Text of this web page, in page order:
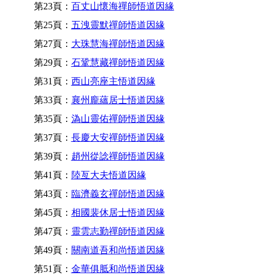
第23頁： 百丈山懷海禪師悟道因緣
第25頁： 五洩靈默禪師悟道因緣
第27頁： 大珠慧海禪師悟道因緣
第29頁： 石鞏慧藏禪師悟道因緣
第31頁： 西山亮座主悟道因緣
第33頁： 襄州龐蘊居士悟道因緣
第35頁： 溈山靈佑禪師悟道因緣
第37頁： 長慶大安禪師悟道因緣
第39頁： 趙州從諗禪師悟道因緣
第41頁： 陸亙大夫悟道因緣
第43頁： 臨濟義玄禪師悟道因緣
第45頁： 相國裴休居士悟道因緣
第47頁： 靈雲志勤禪師悟道因緣
第49頁： 關南道吾和尚悟道因緣
第51頁： 金華俱胝和尚悟道因緣